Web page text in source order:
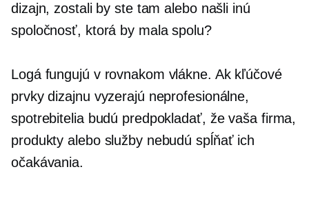
dizajn, zostali by ste tam alebo našli inú
spoločnosť, ktorá by mala spolu?
Logá fungujú v rovnakom vlákne. Ak kľúčové
prvky dizajnu vyzerajú neprofesionálne,
spotrebitelia budú predpokladať, že vaša firma,
produkty alebo služby nebudú spĺňať ich
očakávania.